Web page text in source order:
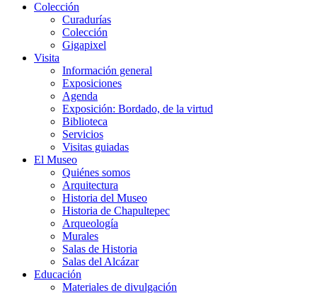
Colección
Curadurías
Colección
Gigapixel
Visita
Información general
Exposiciones
Agenda
Exposición: Bordado, de la virtud
Biblioteca
Servicios
Visitas guiadas
El Museo
Quiénes somos
Arquitectura
Historia del Museo
Historia de Chapultepec
Arqueología
Murales
Salas de Historia
Salas del Alcázar
Educación
Materiales de divulgación